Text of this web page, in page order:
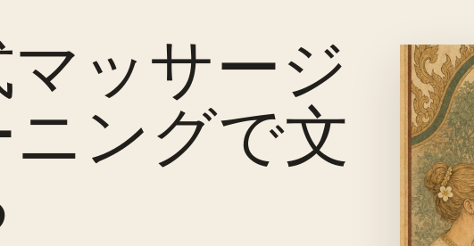
ッサージ
ングで文